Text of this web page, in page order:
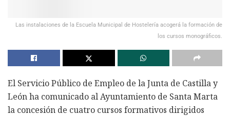
Las instalaciones de la Escuela Municipal de Hostelería acogerá la formación de
los cursos monográficos.
El Servicio Público de Empleo de la Junta de Castilla y
León ha comunicado al Ayuntamiento de Santa Marta
la concesión de cuatro cursos formativos dirigidos